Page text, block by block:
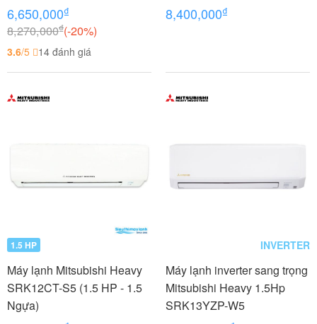
6,650,000₫
8,270,000₫(-20%)
3.6/5 14 đánh giá
8,400,000₫
1.5 HP
Máy lạnh Mitsubishi Heavy
SRK12CT-S5 (1.5 HP - 1.5
Ngựa)
INVERTER
Máy lạnh inverter sang trọng
Mitsubishi Heavy 1.5Hp
SRK13YZP-W5